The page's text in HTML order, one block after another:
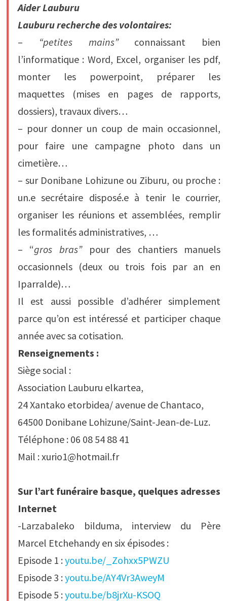
Aider Lauburu
Lauburu recherche des volontaires:
– “petites mains”connaissant bien
l’informatique : Word, Excel, organiser les pdf,
monter les powerpoint, préparer les
maquettes (mises en pages de rapports,
dossiers), travaux divers…
– pour donner un coup de main occasionnel,
pour faire une campagne photo dans un
cimetière…
– sur Donibane Lohizune ou Ziburu, ou proche :
un.e secrétaire disposé.e à tenir le courrier,
organiser les réunions et assemblées, remplir
les formalités administratives, …
– “gros bras”pour des chantiers manuels
occasionnels (deux ou trois fois par an en
Iparralde)…
Il est aussi possible d’adhérer simplement
parce qu’on est intéressé et participer chaque
année avec sa cotisation.
Renseignements :
Siège social :
Association Lauburu elkartea,
24 Xantako etorbidea/ avenue de Chantaco,
64500 Donibane Lohizune/Saint-Jean-de-Luz.
Téléphone : 06 08 54 88 41
Mail : xurio1@hotmail.fr
Sur l’art funéraire basque, quelques adresses
Internet
-Larzabaleko bilduma, interview du Père
Marcel Etchehandy en six épisodes :
Episode 1 : youtu.be/_Zohxx5PWZU
Episode 3 : youtu.be/AY4Vr3AweyM
Episode 5 : youtu.be/b8jrXu-KSOQ